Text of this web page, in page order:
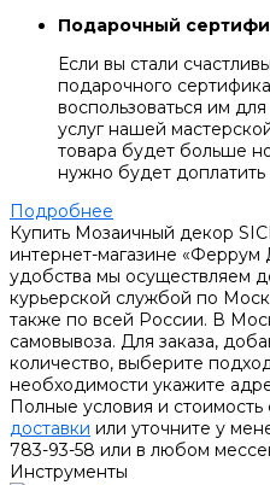
Подарочный
Если вы стали
подарочного
воспользоваться им
услуг нашей
товара будет больше
нужно будет доплатить
Подробнее
Купить Мозаичный декор
интернет-магазине «Феррум
удобства мы осуществляем
курьерской службой по
также по всей России. В
самовывоза. Для заказа,
количество, выберите
необходимости укажите
Полные условия и
доставки или уточните у
783-93-58 или в любом
Инструменты